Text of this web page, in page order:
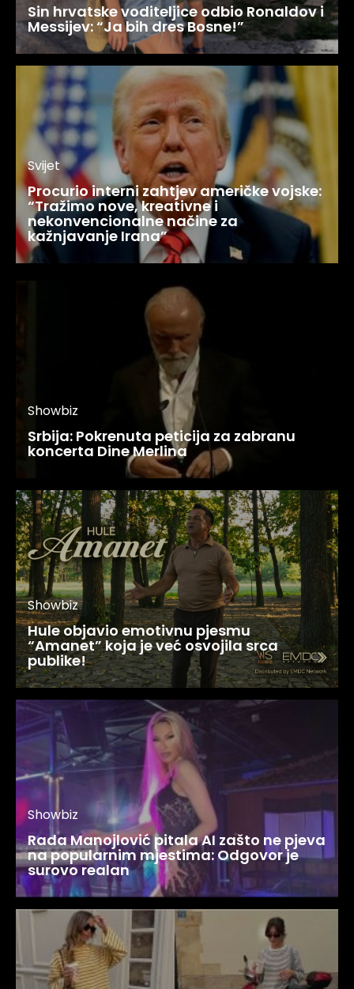
Sin hrvatske voditeljice odbio Ronaldov i
Messijev: “Ja bih dres Bosne!”
Svijet
Procurio interni zahtjev američke vojske:
“Tražimo nove, kreativne i
nekonvencionalne načine za
kažnjavanje Irana”
Showbiz
Srbija: Pokrenuta peticija za zabranu
koncerta Dine Merlina
Showbiz
Hule objavio emotivnu pjesmu
“Amanet” koja je već osvojila srca
publike!
Showbiz
Rada Manojlović pitala AI zašto ne pjeva
na popularnim mjestima: Odgovor je
surovo realan